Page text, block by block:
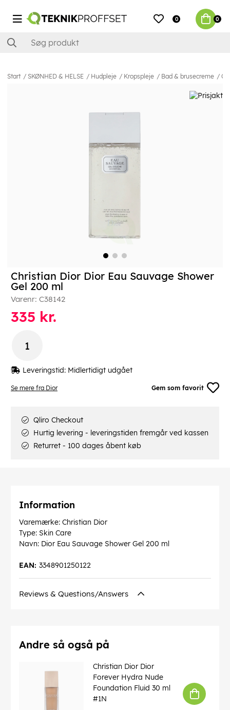
0 0
Start SKØNHED & HELSE Hudpleje Kropspleje Bad & brusecreme
Se mere fra Dior Gem som favorit
Christian Dior Dior Eau Sauvage Shower
Gel 200 ml
Varenr: C38142
335 kr.
Leveringstid: Midlertidigt udgået
Qliro Checkout
Hurtig levering - leveringstiden fremgår ved kassen
Returret - 100 dages åbent køb
Information
Varemærke: Christian Dior
Type: Skin Care
Navn: Dior Eau Sauvage Shower Gel 200 ml
3348901250122
EAN:
Reviews & Questions/Answers
Andre så også på
Christian Dior Dior
Forever Hydra Nude
Foundation Fluid 30 ml
#1N